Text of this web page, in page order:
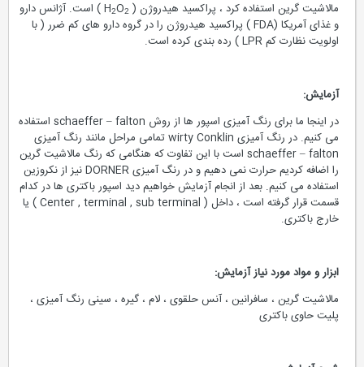
مالاشیت گرین استفاده کرد ، پراکسید هیدروژن ( H
2O 2
) است. آژانس دارو
و غذای آمریکا (FDA ) پراکسید هیدروژن را در گروه دارو های کم ضرر ( با
اولویت نظارت کم LPR ) رده بندی کرده است.
آزمایش:
در اینجا ما برای رنگ آمیزی اسپور ها از روش schaeffer – falton استفاده
می کنیم. در رنگ آمیزی wirty Conklin تمامی مراحل مانند رنگ آمیزی
schaeffer – falton است با این تفاوت که هنگامی که رنگ مالاشیت گرین
را اضافه کردیم حرارت نمی دهیم و در رنگ آمیزی DORNER نیز از نکروزین
استفاده می کنیم. بعد از انجام آزمایش خواهیم دید اسپور باکتری ها در کدام
قسمت قرار گرفته است ، داخل ( Center , terminal , sub terminal ) یا
خارج باکتری.
ابزار و مواد مورد نیاز آزمایش:
مالاشیت گرین ، سافرانین ، آنس حلقوی ، لام ، گیره ، سینی رنگ آمیزی ،
پلیت حاوی باکتری